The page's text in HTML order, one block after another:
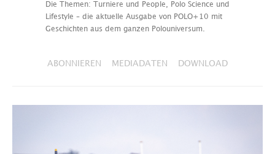
Die Themen: Turniere und People, Polo Science und
Lifestyle – die aktuelle Ausgabe von POLO+10 mit
Geschichten aus dem ganzen Polouniversum.
ABONNIEREN MEDIADATEN DOWNLOAD